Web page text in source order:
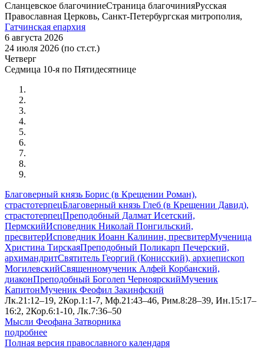
Сланцевское благочиниеСтраница благочинияРусская
Православная Церковь, Санкт-Петербургская митрополия,
Гатчинская епархия
6 августа 2026
24 июля 2026 (по ст.ст.)
Четверг
Седмица 10-я по Пятидесятнице
Благоверный князь Борис (в Крещении Роман),
страстотерпецБлаговерный князь Глеб (в Крещении Давид),
страстотерпецПреподобный Далмат Исетский,
ПермскийИсповедник Николай Понгильский,
пресвитерИсповедник Иоанн Калинин, пресвитерМученица
Христина ТирскаяПреподобный Поликарп Печерский,
архимандритСвятитель Георгий (Конисский), архиепископ
МогилевскийСвященномученик Алфей Корбанский,
диаконПреподобный Боголеп ЧерноярскийМученик
КапитонМученик Феофил Закинфский
Лк.21:12–19, 2Кор.1:1-7, Мф.21:43–46, Рим.8:28–39, Ин.15:17–
16:2, 2Кор.6:1-10, Лк.7:36–50
Мысли Феофана Затворника
подробнее
Полная версия православного календаря